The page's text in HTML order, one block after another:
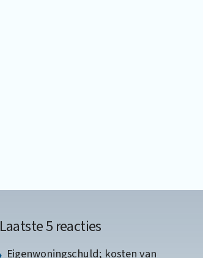
Laatste 5 reacties
Eigenwoningschuld; kosten van